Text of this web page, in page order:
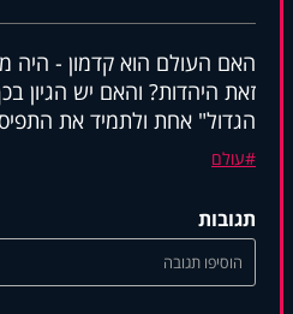
האם העולם הוא קדמון - היה
זאת היהדות? והאם יש הגיון
הגדול" אחת ולתמיד את
עולם
תגובות
הוסיפו תגובה